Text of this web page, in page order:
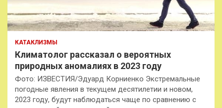
КАТАКЛИЗМЫ
Климатолог рассказал о вероятных
природных аномалиях в 2023 году
Фото: ИЗВЕСТИЯ/Эдуард Корниенко Экстремальные
погодные явления в текущем десятилетии и новом,
2023 году, будут наблюдаться чаще по сравнению с